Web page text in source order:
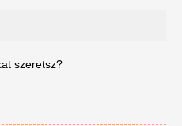
szeretsz?